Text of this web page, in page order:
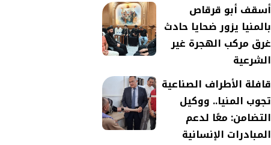
أسقف أبو قرقاص
بالمنيا يزور ضحايا حادث
غرق مركب الهجرة غير
الشرعية
قافلة الأطراف الصناعية
تجوب المنيا.. ووكيل
التضامن: معًا لدعم
المبادرات الإنسانية